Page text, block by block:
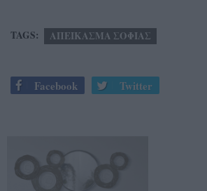
TAGS: ΑΠΕΙΚΑΣΜΑ ΣΟΦΙΑΣ
Facebook Twitter